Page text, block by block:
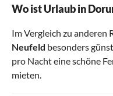
Wo ist Urlaub in
Im Vergleich zu anderen
Neufeld besonders
pro Nacht eine schöne
mieten.